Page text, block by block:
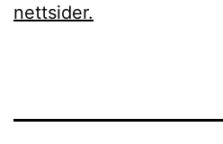
nettsider.